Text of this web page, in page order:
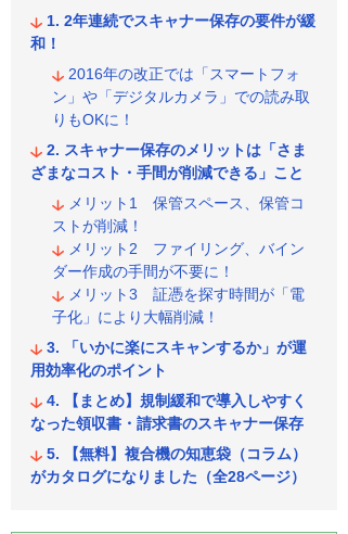
2年連続でスキャナー保存の要件が緩
和！
2016年の改正では「スマートフォ
ン」や「デジタルカメラ」での読み取
りもOKに！
スキャナー保存のメリットは「さま
ざまなコスト・手間が削減できる」こと
メリット1 保管スペース、保管コ
ストが削減！
メリット2 ファイリング、バイン
ダー作成の手間が不要に！
メリット3 証憑を探す時間が「電
子化」により大幅削減！
「いかに楽にスキャンするか」が運
用効率化のポイント
【まとめ】規制緩和で導入しやすく
なった領収書・請求書のスキャナー保存
【無料】複合機の知恵袋（コラム）
がカタログになりました（全28ページ）